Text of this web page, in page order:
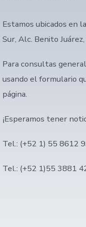
Estamos ubicados en
Sur, Alc. Benito
Para consultas
usando el formulario
página.
¡Esperamos tener
Tel.: (+52 1) 55 8612
Tel.: (+52 1)55 3881